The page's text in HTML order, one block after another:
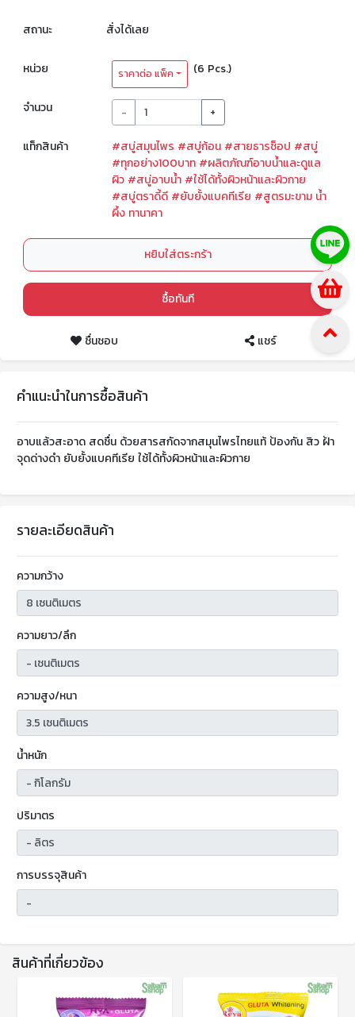
สถานะ สั่งได้เลย
หน่วย ราคาต่อ แพ็ค (6 Pcs.)
จำนวน - +
แท็กสินค้า #สบู่สมุนไพร #สบู่ก้อน #สายธารช็อป #สบู่
#ทุกอย่าง100บาท #ผลิตภัณฑ์อาบน้ำและดูแล
ผิว #สบู่อาบน้ำ #ใช้ได้ทั้งผิวหน้าและผิวกาย
#สบู่ตราดี้ดี #ยับยั้งแบคทีเรีย #สูตรมะขาม น้ำ
ผึ้ง ทานาคา
หยิบใส่ตระกร้า
ซื้อทันที
ชื่นชอบ แชร์
คำแนะนำในการซื้อสินค้า
อาบแล้วสะอาด สดชื่น ด้วยสารสกัดจากสมุนไพรไทยแท้ ป้องกัน สิว ฝ้า
จุดด่างดำ ยับยั้งแบคทีเรีย ใช้ได้ทั้งผิวหน้าและผิวกาย
รายละเอียดสินค้า
ความกว้าง
ความยาว/ลึก
ความสูง/หนา
น้ำหนัก
ปริมาตร
การบรรจุสินค้า
สินค้าที่เกี่ยวข้อง